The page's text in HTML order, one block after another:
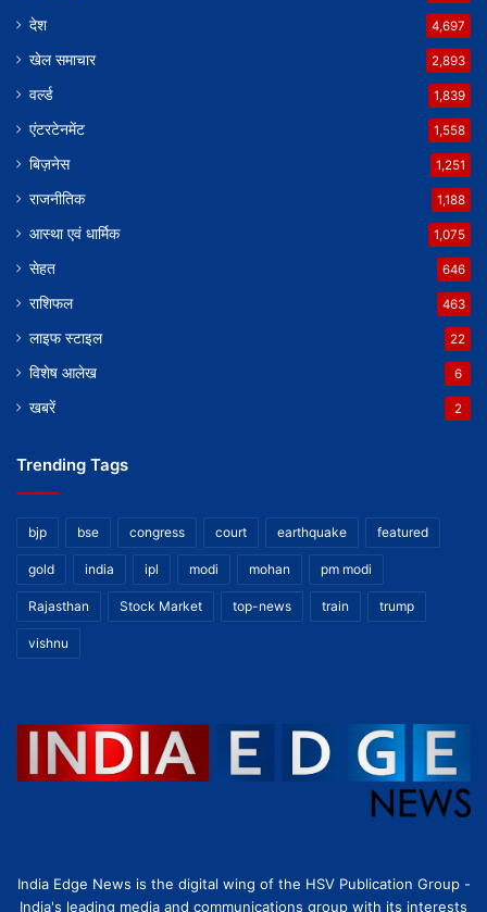
देश 4,697
खेल समाचार 2,893
वर्ल्ड 1,839
एंटरटेनमेंट 1,558
बिज़नेस 1,251
राजनीतिक 1,188
आस्था एवं धार्मिक 1,075
सेहत 646
राशिफल 463
लाइफ स्टाइल 22
विशेष आलेख 6
खबरें 2
Trending Tags
bjp bse congress court earthquake featured
gold india ipl modi mohan pm modi
Rajasthan Stock Market top-news train trump
vishnu
India Edge News is the digital wing of the HSV Publication Group -
India's leading media and communications group with its interests